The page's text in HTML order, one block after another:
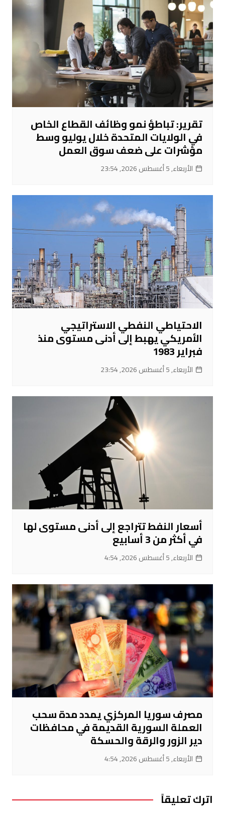
تقرير: تباطؤ نمو وظائف القطاع الخاص
في الولايات المتحدة خلال يوليو وسط
مؤشرات على ضعف سوق العمل
الأربعاء, 5 أغسطس 2026, 23:54
الاحتياطي النفطي الاستراتيجي
الأمريكي يهبط إلى أدنى مستوى منذ
فبراير 1983
الأربعاء, 5 أغسطس 2026, 23:54
أسعار النفط تتراجع إلى أدنى مستوى لها
في أكثر من 3 أسابيع
الأربعاء, 5 أغسطس 2026, 4:54
مصرف سوريا المركزي يمدد مدة سحب
العملة السورية القديمة في محافظات
دير الزور والرقة والحسكة
الأربعاء, 5 أغسطس 2026, 4:54
اترك تعليقاً